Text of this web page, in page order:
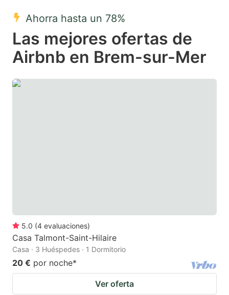
key
to
get
keyboard
to
get
the
keyboard
Ahorra hasta un 78%
Las mejores ofertas de
Airbnb en Brem-sur-Mer
5.0 (4 evaluaciones)
Casa Talmont-Saint-Hilaire
Casa · 3 Huéspedes · 1 Dormitorio
20 € por noche*
Ver oferta